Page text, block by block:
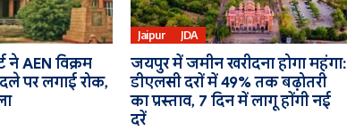
ने AEN विक्रम
पर लगाई रोक,
Jaipur JDA
जयपुर में जमीन खरीदना होगा महंगा:
डीएलसी दरों में 49% तक बढ़ोतरी
का प्रस्ताव, 7 दिन में लागू होंगी नई
दरें